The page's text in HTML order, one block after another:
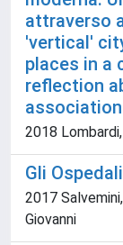
attraverso
'vertical'
places in a
reflection
2018
Gli
2017
Giovanni